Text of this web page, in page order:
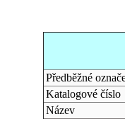
Předběžné
Katalogové číslo
Název